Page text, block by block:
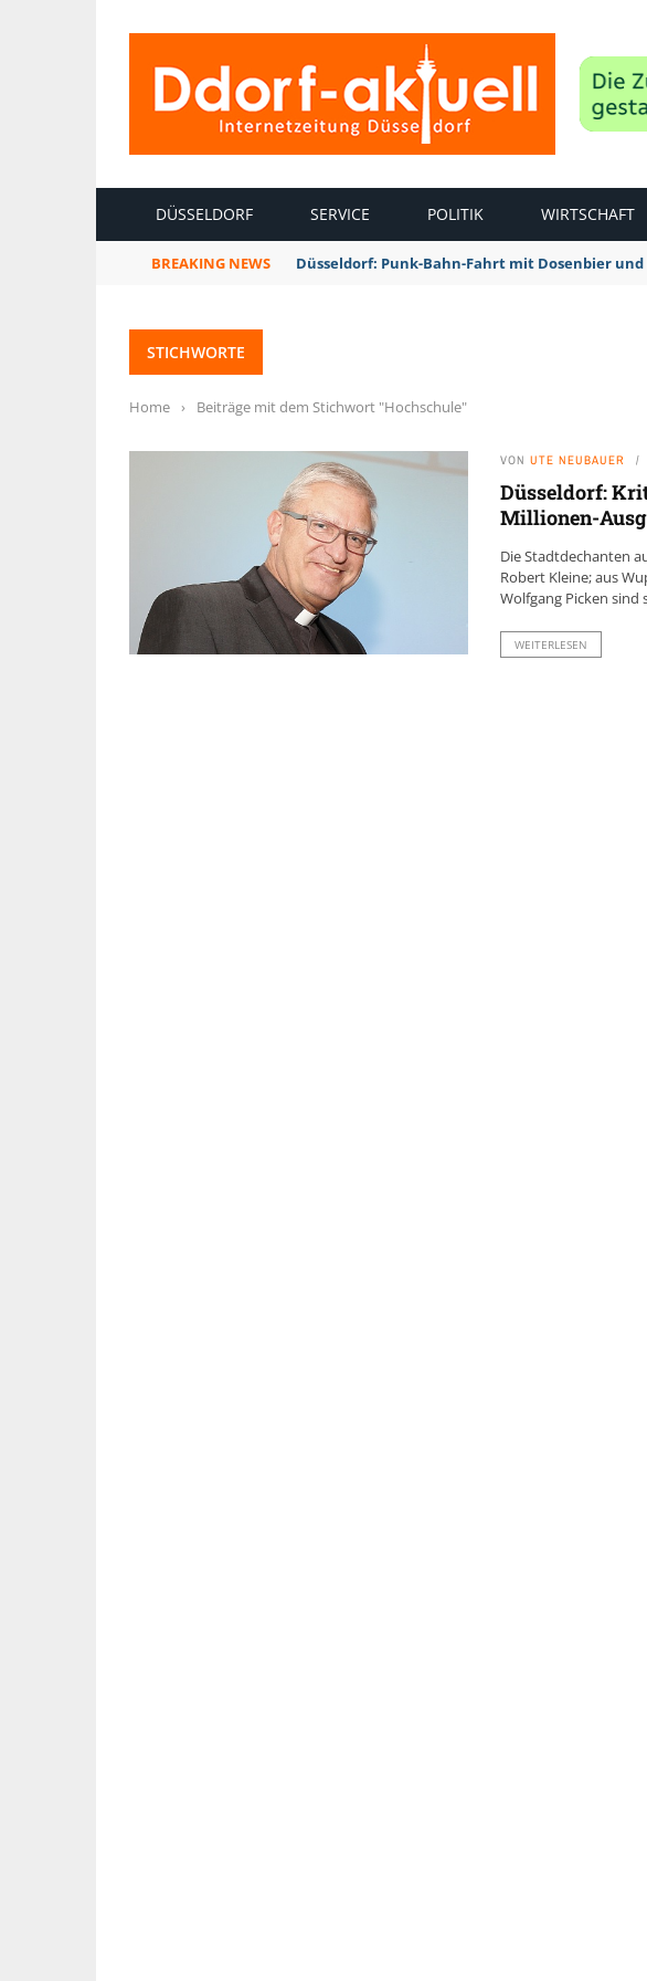
DÜSSELDORF SERVICE POLITIK WIRTSCHAFT
BREAKING NEWS Düsseldorf: Punk-Bahn-Fahrt mit Dosenbier
STICHWORTE
Home › Beiträge mit dem Stichwort "Hochschule"
VON UTE NEUBAUER
Düsseldorf:
Millionen-
Die Stadtdechanten
Robert Kleine; aus
Wolfgang Picken sind
WEITERLESEN